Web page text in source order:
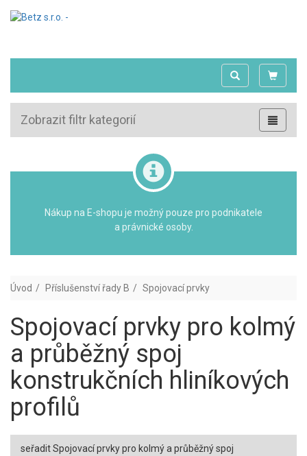
Zobrazit filtr kategorií
Nákup na E-shopu je možný pouze pro podnikatele
a právnické osoby.
Úvod Příslušenství řady B Spojovací prvky
Spojovací prvky pro kolmý
a průběžný spoj
konstrukčních hliníkových
profilů
seřadit Spojovací prvky pro kolmý a průběžný spoj